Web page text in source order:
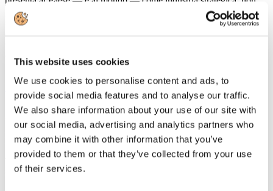
This website uses cookies
We use cookies to personalise content and ads, to
provide social media features and to analyse our traffic.
We also share information about your use of our site with
our social media, advertising and analytics partners who
may combine it with other information that you’ve
provided to them or that they’ve collected from your use
of their services.
più come comparto di servizi. Istituzioni, imprese e protagonisti del
settore: tutti intorno allo stesso tavolo, con una visione comune su
𝑖𝑙 2030 𝑒̀ 𝑖𝑛𝑖𝑧𝑖𝑎𝑡𝑜.
Leggi tutto...
18
2026
News 2026
Turismo: crescita, innovazione e competenze al centro delle sfide del
settore